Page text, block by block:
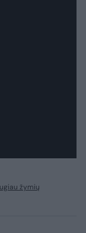
žymių